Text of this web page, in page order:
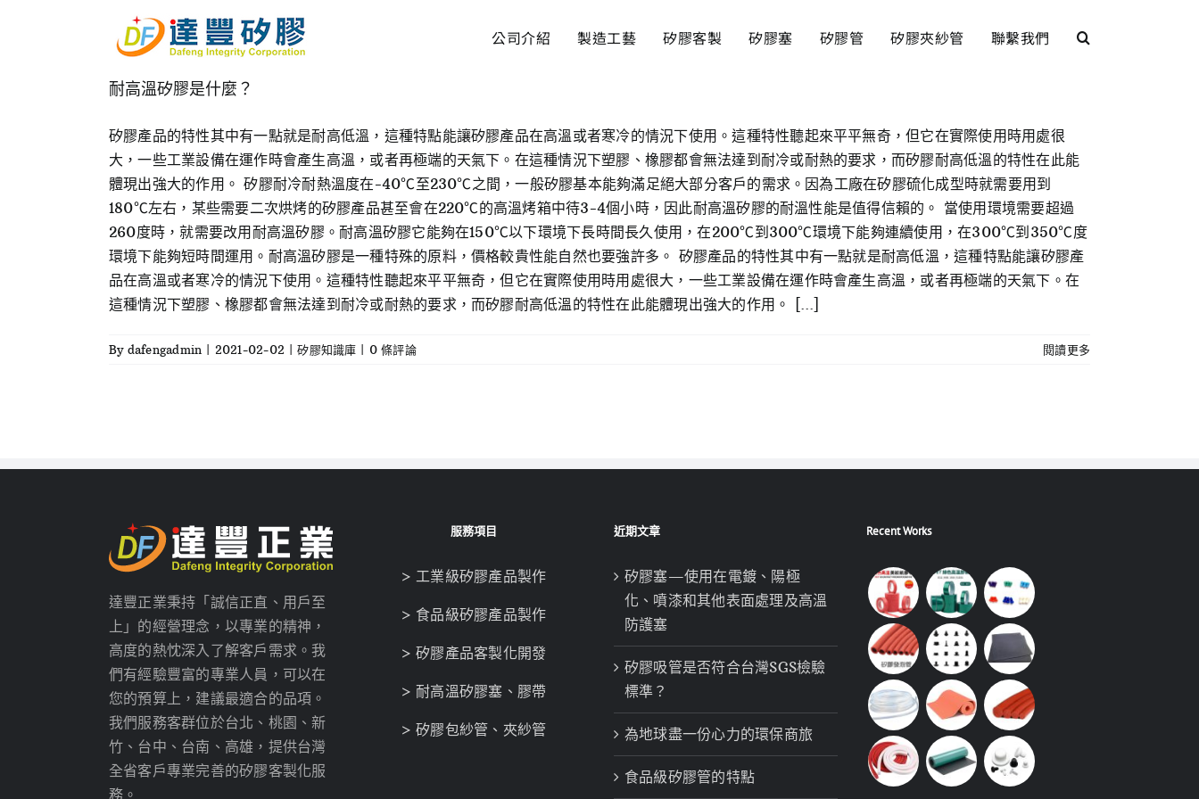
公司介紹 製造工藝 矽膠客製 矽膠塞 矽膠管 矽膠夾紗管 聯繫我們
耐高溫矽膠是什麼？
矽膠產品的特性其中有一點就是耐高低溫，這種特點能讓矽膠產品在高溫或者寒冷的情況下使用。這種特性聽起來平平無奇，但它在實際使用時用處很
大，一些工業設備在運作時會產生高溫，或者再極端的天氣下。在這種情況下塑膠、橡膠都會無法達到耐冷或耐熱的要求，而矽膠耐高低溫的特性在此能
體現出強大的作用。 矽膠耐冷耐熱溫度在-40℃至230℃之間，一般矽膠基本能夠滿足絕大部分客戶的需求。因為工廠在矽膠硫化成型時就需要用到
180℃左右，某些需要二次烘烤的矽膠產品甚至會在220℃的高溫烤箱中待3-4個小時，因此耐高溫矽膠的耐溫性能是值得信賴的。 當使用環境需要超過
260度時，就需要改用耐高溫矽膠。耐高溫矽膠它能夠在150℃以下環境下長時間長久使用，在200℃到300℃環境下能夠連續使用，在300℃到350℃度
環境下能夠短時間運用。耐高溫矽膠是一種特殊的原料，價格較貴性能自然也要強許多。 矽膠產品的特性其中有一點就是耐高低溫，這種特點能讓矽膠產
品在高溫或者寒冷的情況下使用。這種特性聽起來平平無奇，但它在實際使用時用處很大，一些工業設備在運作時會產生高溫，或者再極端的天氣下。在
這種情況下塑膠、橡膠都會無法達到耐冷或耐熱的要求，而矽膠耐高低溫的特性在此能體現出強大的作用。 [...]
By dafengadmin 2021-02-02 矽膠知識庫 0 條評論 閱讀更多
達豐正業秉持「誠信正直、用戶至
上」的經營理念，以專業的精神，
高度的熱忱深入了解客戶需求。我
們有經驗豐富的專業人員，可以在
您的預算上，建議最適合的品項。
我們服務客群位於台北、桃園、新
竹、台中、台南、高雄，提供台灣
全省客戶專業完善的矽膠客製化服
務。
服務項目
> 工業級矽膠產品製作
> 食品級矽膠產品製作
> 矽膠產品客製化開發
> 耐高溫矽膠塞、膠帶
> 矽膠包紗管、夾紗管
近期文章
矽膠塞—使用在電鍍、陽極
化、噴漆和其他表面處理及高溫
防護塞
矽膠吸管是否符合台灣SGS檢驗
標準？
為地球盡一份心力的環保商旅
食品級矽膠管的特點
Recent Works